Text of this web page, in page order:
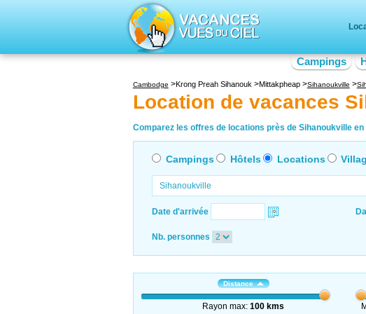
Campings
Cambodge Krong Preah Sihanouk Mittakpheap Sihanoukville
Location de vacances
Comparez les offres de locations près de Sihanoukville en
Campings Hôtels Locations
Date d'arrivée
Nb. personnes
Distance
Rayon max:100 kms